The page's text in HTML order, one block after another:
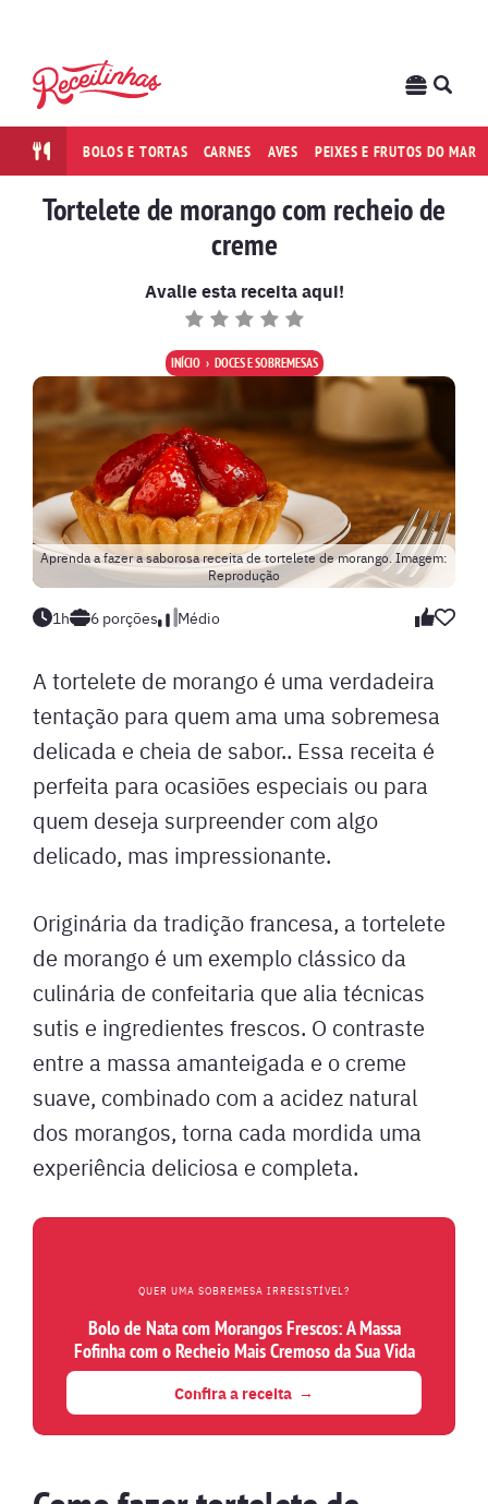
BOLOS E TORTAS CARNES AVES PEIXES E FRUTOS DO MAR
Tortelete de morango com recheio de
creme
Avalie esta receita aqui!
INÍCIO DOCES E SOBREMESAS
Aprenda a fazer a saborosa receita de tortelete de morango. Imagem:
Reprodução
1h 6 porções Médio
A tortelete de morango é uma verdadeira
tentação para quem ama uma sobremesa
delicada e cheia de sabor.. Essa receita é
perfeita para ocasiões especiais ou para
quem deseja surpreender com algo
delicado, mas impressionante.
Originária da tradição francesa, a tortelete
de morango é um exemplo clássico da
culinária de confeitaria que alia técnicas
sutis e ingredientes frescos. O contraste
entre a massa amanteigada e o creme
suave, combinado com a acidez natural
dos morangos, torna cada mordida uma
experiência deliciosa e completa.
QUER UMA SOBREMESA IRRESISTÍVEL?
Bolo de Nata com Morangos Frescos: A Massa
Fofinha com o Recheio Mais Cremoso da Sua Vida
Confira a receita